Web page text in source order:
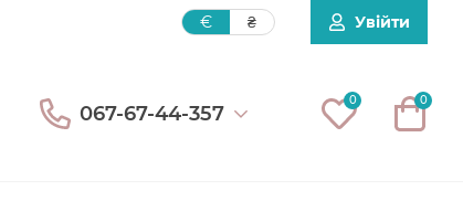
€ ₴ Увійти
067-67-44-357
0 0